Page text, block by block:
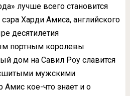
лучше всего становится
Харди Амиса, английского
десятилетия
портным королевы
дом на Савил Роу славится
мужскими
Амис кое-что знает и о